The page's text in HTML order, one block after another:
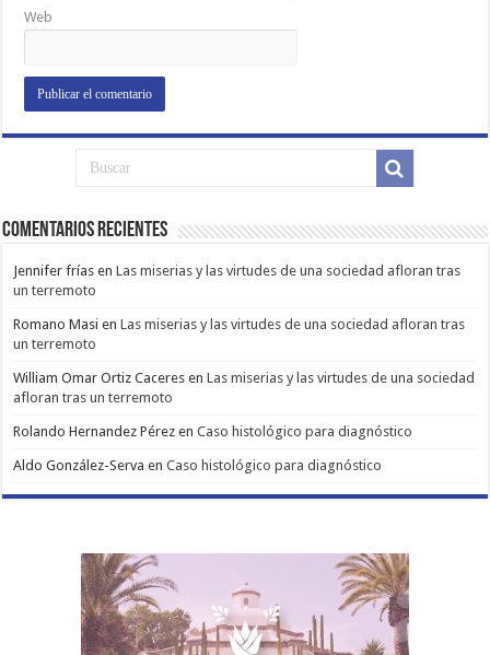
Web
Comentarios Recientes
Jennifer frías enLas miserias y las virtudes de una sociedad afloran tras
un terremoto
Romano Masi enLas miserias y las virtudes de una sociedad afloran tras
un terremoto
William Omar Ortiz Caceres enLas miserias y las virtudes de una sociedad
afloran tras un terremoto
Rolando Hernandez Pérez enCaso histológico para diagnóstico
Aldo González-Serva enCaso histológico para diagnóstico